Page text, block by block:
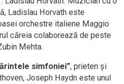
Ladislau Horvath este
orchestre italiene Maggio
căreia colaborează de peste
Mehta.
simfoniei”, prieten şi
Joseph Haydn este unul